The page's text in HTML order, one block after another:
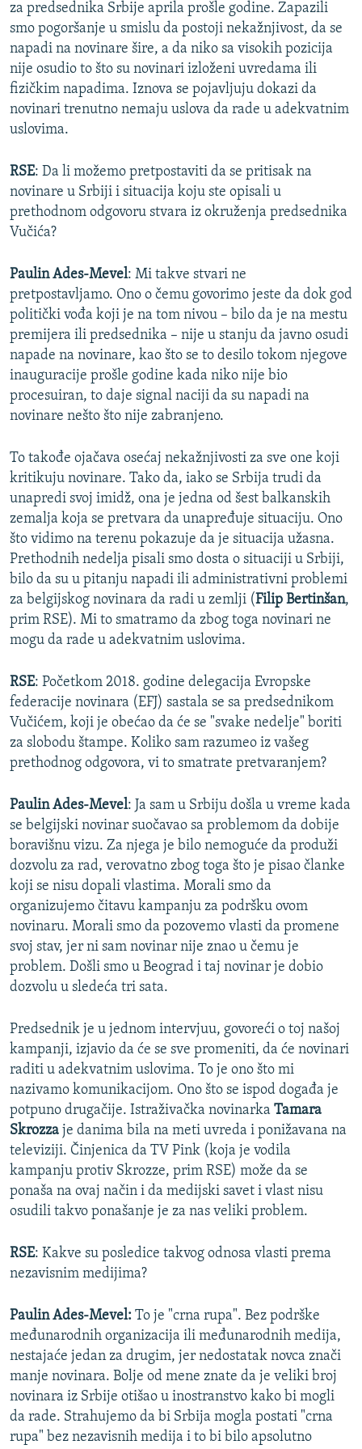
za predsednika Srbije aprila prošle godine. Zapazili
smo pogoršanje u smislu da postoji nekažnjivost, da se
napadi na novinare šire, a da niko sa visokih pozicija
nije osudio to što su novinari izloženi uvredama ili
fizičkim napadima. Iznova se pojavljuju dokazi da
novinari trenutno nemaju uslova da rade u adekvatnim
uslovima.
RSE: Da li možemo pretpostaviti da se pritisak na
novinare u Srbiji i situacija koju ste opisali u
prethodnom odgovoru stvara iz okruženja predsednika
Vučića?
Paulin Ades-Mevel: Mi takve stvari ne
pretpostavljamo. Ono o čemu govorimo jeste da dok god
politički vođa koji je na tom nivou – bilo da je na mestu
premijera ili predsednika – nije u stanju da javno osudi
napade na novinare, kao što se to desilo tokom njegove
inauguracije prošle godine kada niko nije bio
procesuiran, to daje signal naciji da su napadi na
novinare nešto što nije zabranjeno.
To takođe ojačava osećaj nekažnjivosti za sve one koji
kritikuju novinare. Tako da, iako se Srbija trudi da
unapredi svoj imidž, ona je jedna od šest balkanskih
zemalja koja se pretvara da unapređuje situaciju. Ono
što vidimo na terenu pokazuje da je situacija užasna.
Prethodnih nedelja pisali smo dosta o situaciji u Srbiji,
bilo da su u pitanju napadi ili administrativni problemi
za belgijskog novinara da radi u zemlji (Filip Bertinšan,
prim RSE). Mi to smatramo da zbog toga novinari ne
mogu da rade u adekvatnim uslovima.
RSE: Početkom 2018. godine delegacija Evropske
federacije novinara (EFJ) sastala se sa predsednikom
Vučićem, koji je obećao da će se "svake nedelje" boriti
za slobodu štampe. Koliko sam razumeo iz vašeg
prethodnog odgovora, vi to smatrate pretvaranjem?
Paulin Ades-Mevel: Ja sam u Srbiju došla u vreme kada
se belgijski novinar suočavao sa problemom da dobije
boravišnu vizu. Za njega je bilo nemoguće da produži
dozvolu za rad, verovatno zbog toga što je pisao članke
koji se nisu dopali vlastima. Morali smo da
organizujemo čitavu kampanju za podršku ovom
novinaru. Morali smo da pozovemo vlasti da promene
svoj stav, jer ni sam novinar nije znao u čemu je
problem. Došli smo u Beograd i taj novinar je dobio
dozvolu u sledeća tri sata.
Predsednik je u jednom intervjuu, govoreći o toj našoj
kampanji, izjavio da će se sve promeniti, da će novinari
raditi u adekvatnim uslovima. To je ono što mi
nazivamo komunikacijom. Ono što se ispod događa je
potpuno drugačije. Istraživačka novinarka Tamara
Skrozza je danima bila na meti uvreda i ponižavana na
televiziji. Činjenica da TV Pink (koja je vodila
kampanju protiv Skrozze, prim RSE) može da se
ponaša na ovaj način i da medijski savet i vlast nisu
osudili takvo ponašanje je za nas veliki problem.
RSE: Kakve su posledice takvog odnosa vlasti prema
nezavisnim medijima?
Paulin Ades-Mevel: To je "crna rupa". Bez podrške
međunarodnih organizacija ili međunarodnih medija,
nestajaće jedan za drugim, jer nedostatak novca znači
manje novinara. Bolje od mene znate da je veliki broj
novinara iz Srbije otišao u inostranstvo kako bi mogli
da rade. Strahujemo da bi Srbija mogla postati "crna
rupa" bez nezavisnih medija i to bi bilo apsolutno